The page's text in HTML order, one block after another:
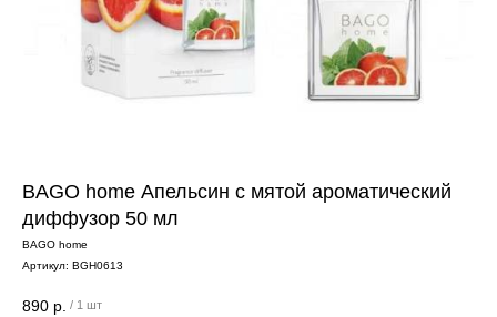
BAGO home Апельсин с мятой ароматический
диффузор 50 мл
BAGO home
Артикул: BGH0613
890 р. / 1 шт